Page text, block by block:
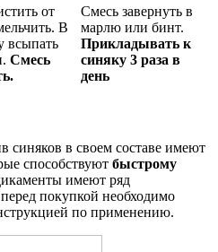
от
В
всыпать
Смесь
Смесь завернуть в
марлю или бинт.
Прикладывать к
синяку 3 раза в
день
синяков в своем составе имеют
способствуют быстрому
имеют ряд
покупкой необходимо
по применению.